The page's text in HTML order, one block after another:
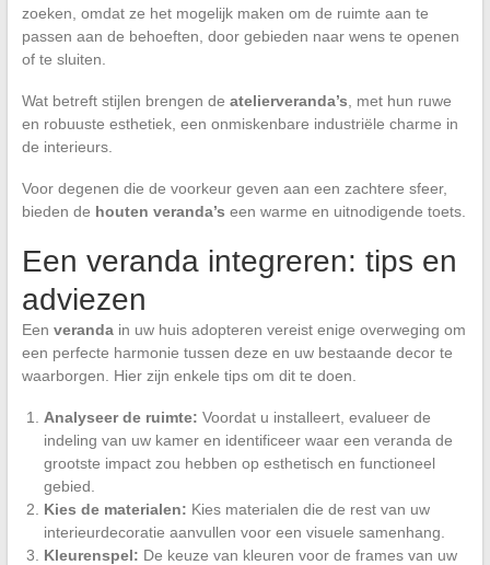
zoeken, omdat ze het mogelijk maken om de ruimte aan te
passen aan de behoeften, door gebieden naar wens te openen
of te sluiten.
Wat betreft stijlen brengen de atelierveranda’s , met hun ruwe
en robuuste esthetiek, een onmiskenbare industriële charme in
de interieurs.
Voor degenen die de voorkeur geven aan een zachtere sfeer,
bieden de houten veranda’s een warme en uitnodigende toets.
Een veranda integreren: tips en
adviezen
Een verandain uw huis adopteren vereist enige overweging om
een perfecte harmonie tussen deze en uw bestaande decor te
waarborgen. Hier zijn enkele tips om dit te doen.
Analyseer de ruimte: Voordat u installeert, evalueer de
indeling van uw kamer en identificeer waar een veranda de
grootste impact zou hebben op esthetisch en functioneel
gebied.
Kies de materialen: Kies materialen die de rest van uw
interieurdecoratie aanvullen voor een visuele samenhang.
Kleurenspel: De keuze van kleuren voor de frames van uw